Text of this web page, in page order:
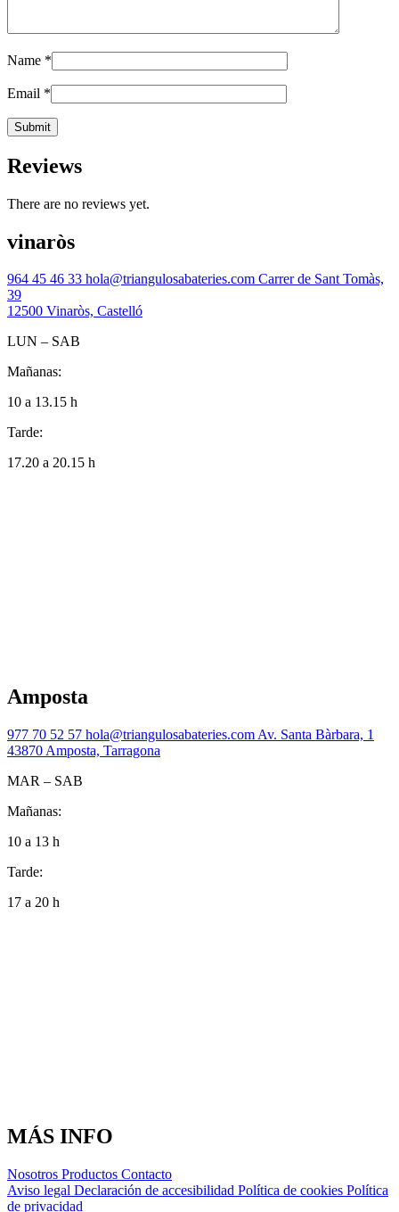
Name *
Email *
Reviews
There are no reviews yet.
vinaròs
964 45 46 33 hola@triangulosabateries.com Carrer de Sant Tomàs,
39
12500 Vinaròs, Castelló
LUN – SAB
Mañanas:
10 a 13.15 h
Tarde:
17.20 a 20.15 h
Amposta
977 70 52 57 hola@triangulosabateries.com Av. Santa Bàrbara, 1
43870 Amposta, Tarragona
MAR – SAB
Mañanas:
10 a 13 h
Tarde:
17 a 20 h
MÁS INFO
Nosotros Productos Contacto
Aviso legal Declaración de accesibilidad Política de cookies Política
de privacidad